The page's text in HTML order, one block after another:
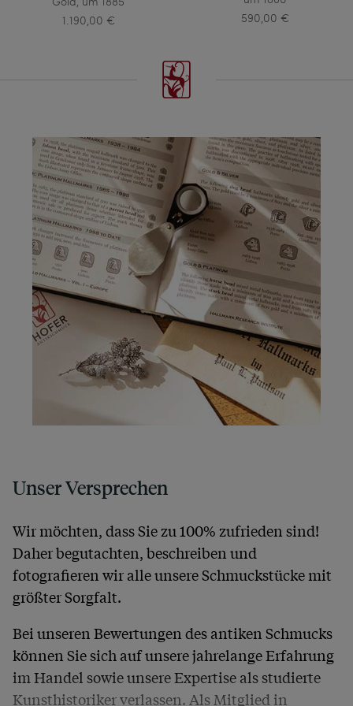
1.190,00 €
590,00 €
Unser Versprechen
Wir möchten, dass Sie zu 100% zufrieden sind!
Daher begutachten, beschreiben und
fotografieren wir alle unsere Schmuckstücke mit
größter Sorgfalt.
Bei unseren Bewertungen des antiken Schmucks
können Sie sich auf unsere jahrelange Erfahrung
im Handel sowie unsere Expertise als studierte
Kunsthistoriker verlassen. Als Mitglied in